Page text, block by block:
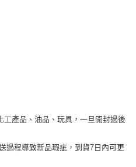
度不足之情形，本公司將視審查結果
產品、油品、玩具，一旦開封過後
過程導致新品瑕疵，到貨7日內可更